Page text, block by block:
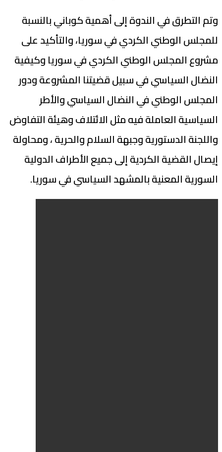
وتم التطرق في الندوة إلى أهمية كوباني بالنسبة
للمجلس الوطني الكردي في سوريا، والتأكيد على
مشروع المجلس الوطني الكردي في سوريا وكيفية
النضال السياسي في سبيل قضيتنا المشروعة ودور
المجلس الوطني في النضال السياسي والأطر
السياسية العاملة فيه مثل الائتلاف وهيئة التفاوض
واللجنة الدستورية وجبهة السلام والحرية ، ومحاولة
إيصال القضية الكردية إلى جميع الأطراف الدولية
السورية المعنية بالمشهد السياسي في سوريا.